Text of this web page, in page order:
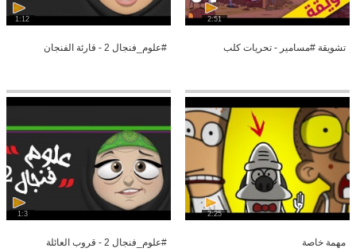
2:51
تشويقة #مسامير - تحريات كلب
1:12
#علوم_فنجال 2 - قارئة الفنجان
2:25
مهمة خاصة
1:3
#علوم_فنجال 2 - قروب العائلة